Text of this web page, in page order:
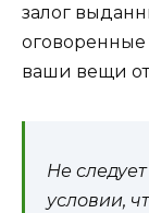
залог
ваши вещи
Не
условии,